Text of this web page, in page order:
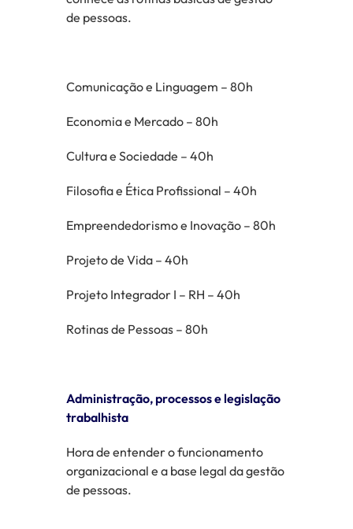
de pessoas.
Comunicação e Linguagem – 80h
Economia e Mercado – 80h
Cultura e Sociedade – 40h
Filosofia e Ética Profissional – 40h
Empreendedorismo e Inovação – 80h
Projeto de Vida – 40h
Projeto Integrador I – RH – 40h
Rotinas de Pessoas – 80h
Administração, processos e legislação
trabalhista
Hora de entender o funcionamento
organizacional e a base legal da gestão
de pessoas.